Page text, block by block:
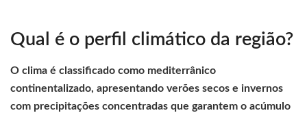
Qual é o perfil climático da região?
O clima é classificado como mediterrânico
continentalizado, apresentando verões secos e invernos
com precipitações concentradas que garantem o acúmulo